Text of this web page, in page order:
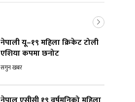
नेपाली यू–१९ महिला क्रिकेट टोली
एशिया कपमा छनोट
सगुन खबर